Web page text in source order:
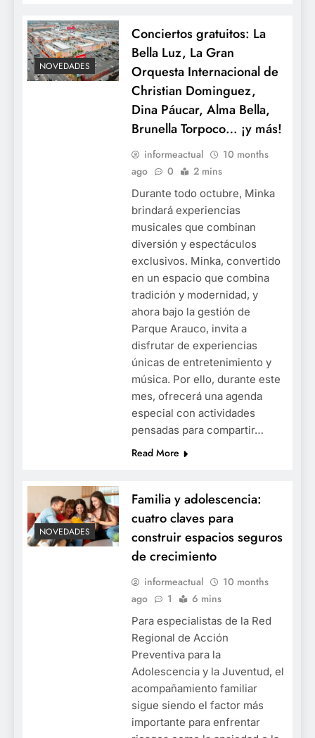
NOVEDADES
Conciertos gratuitos: La
Bella Luz, La Gran
Orquesta Internacional de
Christian Dominguez,
Dina Páucar, Alma Bella,
Brunella Torpoco… ¡y más!
informeactual
10 months
ago
0 2 mins
Durante todo octubre, Minka
brindará experiencias
musicales que combinan
diversión y espectáculos
exclusivos. Minka, convertido
en un espacio que combina
tradición y modernidad, y
ahora bajo la gestión de
Parque Arauco, invita a
disfrutar de experiencias
únicas de entretenimiento y
música. Por ello, durante este
mes, ofrecerá una agenda
especial con actividades
pensadas para compartir…
Read More
NOVEDADES
Familia y adolescencia:
cuatro claves para
construir espacios seguros
de crecimiento
informeactual
10 months
ago
1 6 mins
Para especialistas de la Red
Regional de Acción
Preventiva para la
Adolescencia y la Juventud, el
acompañamiento familiar
sigue siendo el factor más
importante para enfrentar